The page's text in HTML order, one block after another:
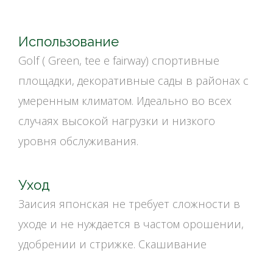
Использование
Golf ( Green, tee e fairway) спортивные
площадки, декоративные сады в районах с
умеренным климатом. Идеально во всех
случаях высокой нагрузки и низкого
уровня обслуживания.
Уход
Заисия японская не требует сложности в
уходе и не нуждается в частом орошении,
удобрении и стрижке. Скашивание